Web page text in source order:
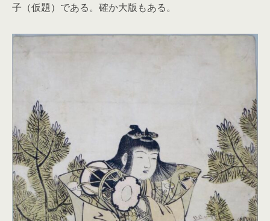
子（仮題）である。確か大版もある。